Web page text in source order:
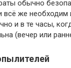
обычно
всё же
и в те часы,
(вечер или